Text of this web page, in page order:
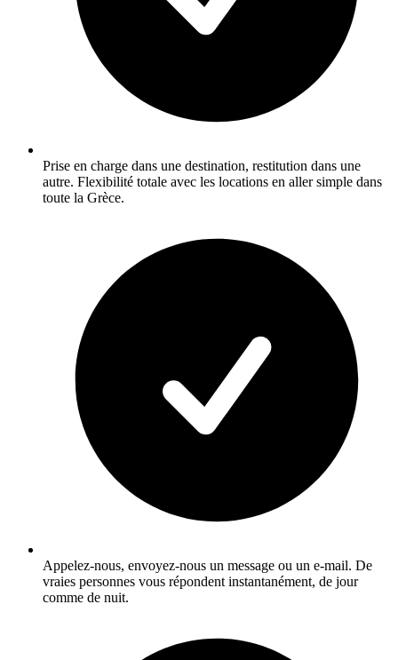
Prise en charge dans une destination, restitution dans une
autre. Flexibilité totale avec les locations en aller simple dans
toute la Grèce.
Appelez-nous, envoyez-nous un message ou un e-mail. De
vraies personnes vous répondent instantanément, de jour
comme de nuit.